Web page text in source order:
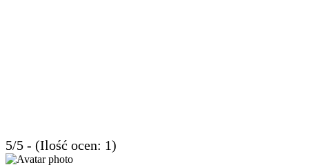
5/5 - (Ilość ocen: 1)